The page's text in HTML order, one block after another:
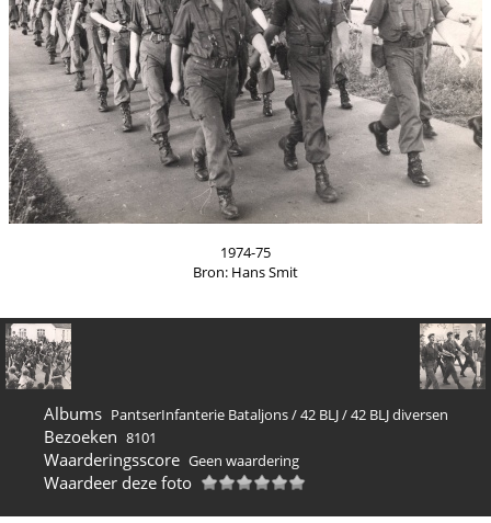
1974-75
Bron: Hans Smit
Albums PantserInfanterie Bataljons/42 BLJ/42 BLJ diversen
Bezoeken 8101
Waarderingsscore Geen waardering
Waardeer deze foto